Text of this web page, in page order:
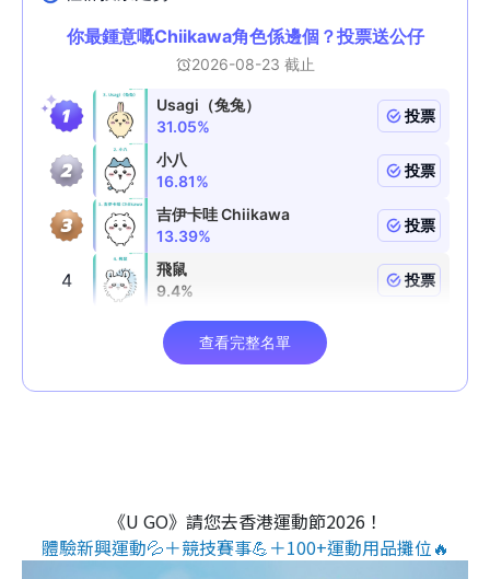
《U GO》請您去香港運動節2026！
體驗新興運動💦＋競技賽事💪＋100+運動用品攤位🔥